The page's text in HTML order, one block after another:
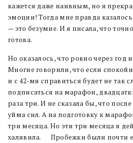
кажется даже наивным, но я
эмоции! Тогда мне правда
— это безумие. И я писала, что
готова.
Но оказалось, что ровно через год
Многие говорили, что если
и с 42-мя справиться будет не так
подписаться на марафон,
раза три. И не сказала бы, что
уйма сил. А на подготовку к
три месяца. Но эти три месяца я
халявила. Пробежки были почти